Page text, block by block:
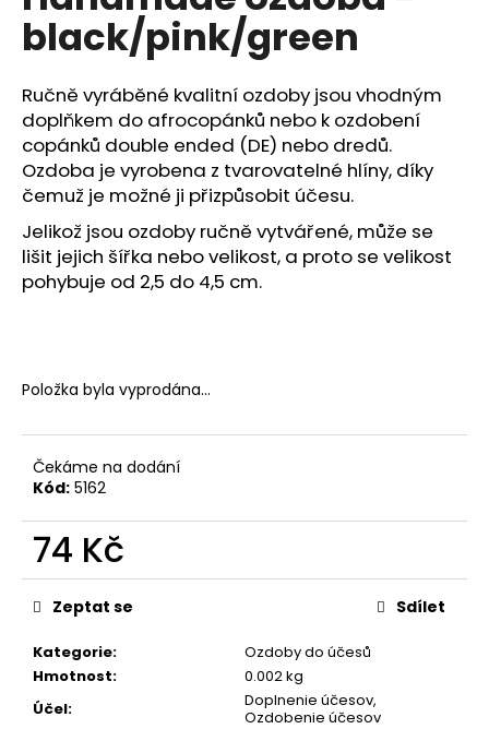
0,0
hvězdiček.
black/pink/green
Ručně vyráběné kvalitní ozdoby jsou vhodným
doplňkem do afrocopánků nebo k ozdobení
copánků double ended (DE) nebo dredů.
Ozdoba je vyrobena z tvarovatelné hlíny, díky
čemuž je možné ji přizpůsobit účesu.
Jelikož jsou ozdoby ručně vytvářené, může se
lišit jejich šířka nebo velikost, a proto se velikost
pohybuje od 2,5 do 4,5 cm.
Položka byla vyprodána…
Čekáme na dodání
Kód: 5162
74 Kč
Měrná
cena:
Kategorie:
Ozdoby do účesů
Hmotnost:
0.002 kg
Účel:
Doplnenie účesov,
Ozdobenie účesov
Zeptat se Sdílet
a
j
í
t
?
HLEDAT
p
r
u
č
u
m
e